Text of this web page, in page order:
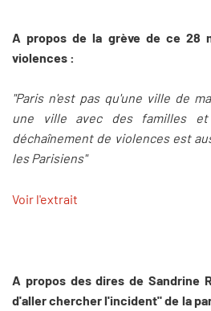
A propos de la grève de ce 28
violences :
"Paris n'est pas qu'une ville de
une ville avec des familles et
déchaînement de violences est
les Parisiens"
Voir l'extrait
A propos des dires de Sandrine
d'aller chercher l'incident" de la